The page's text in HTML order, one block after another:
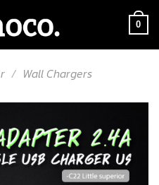
0
/ Wall Chargers